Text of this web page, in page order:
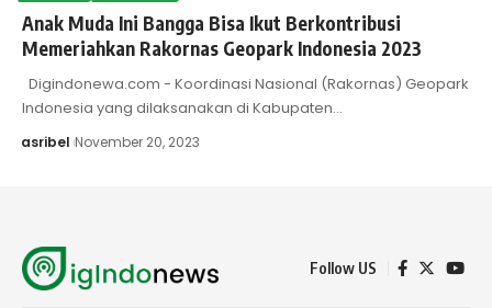
Anak Muda Ini Bangga Bisa Ikut Berkontribusi
Memeriahkan Rakornas Geopark Indonesia 2023
Digindonewa.com - Koordinasi Nasional (Rakornas) Geopark
Indonesia yang dilaksanakan di Kabupaten…
asribel November 20, 2023
Follow US